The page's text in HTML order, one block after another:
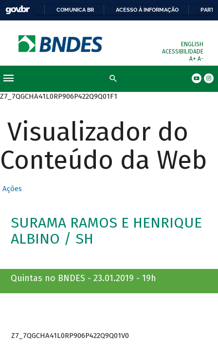
COMUNICA BR ACESSO À INFORMAÇÃO
ENGLISH
ACESSIBILIDADE
A+ A-
Z7_7QGCHA41L0RP906P422Q9Q01F1
Visualizador do
Conteúdo da Web
Ações
SURAMA RAMOS E HENRIQUE
ALBINO / SH
Quintas no BNDES - 23.01.2019 - 19h
Z7_7QGCHA41L0RP906P422Q9Q01V0